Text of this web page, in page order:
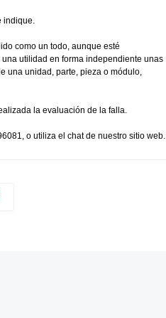
indique.
como un todo, aunque esté
utilidad en forma independiente unas
una unidad, parte, pieza o módulo,
la evaluación de la falla.
o utiliza el chat de nuestro sitio web.